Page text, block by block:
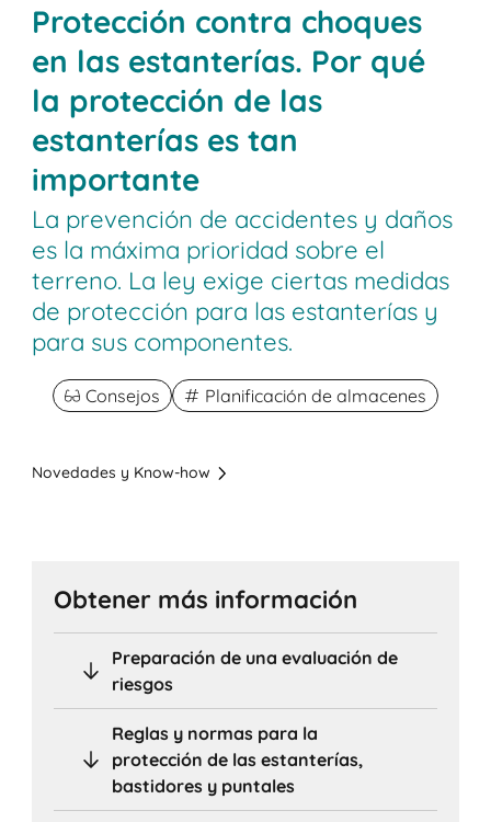
Protección contra choques
en las estanterías. Por qué
la protección de las
estanterías es tan
importante
La prevención de accidentes y daños
es la máxima prioridad sobre el
terreno. La ley exige ciertas medidas
de protección para las estanterías y
para sus componentes.
Consejos Planificación de almacenes
Novedades y Know-how
Obtener más información
Preparación de una evaluación de
riesgos
Reglas y normas para la
protección de las estanterías,
bastidores y puntales